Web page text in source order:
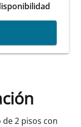
2 pisos con